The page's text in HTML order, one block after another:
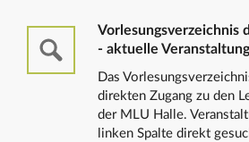
Vorlesungsverzeichnis
- aktuelle
Das
direkten Zugang zu den
der MLU Halle.
linken Spalte direkt